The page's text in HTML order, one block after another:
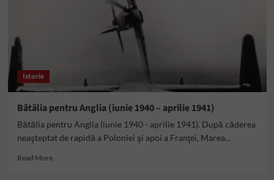
Istorie
Bătălia pentru Anglia (iunie 1940 – aprilie 1941)
Bătălia pentru Anglia (iunie 1940 - aprilie 1941). După căderea
neaşteptat de rapidă a Poloniei şi apoi a Franţei, Marea...
Read MoreRead